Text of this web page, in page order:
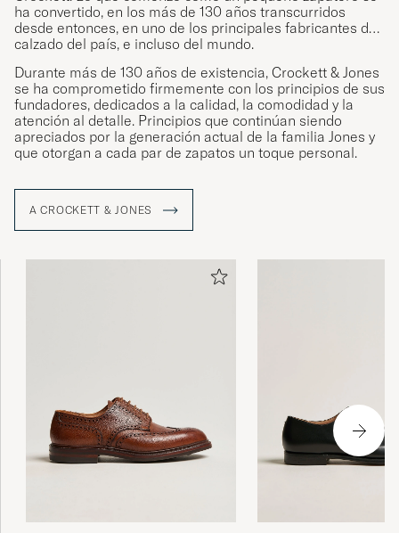
ha convertido, en los más de 130 años transcurridos
desde entonces, en uno de los principales fabricantes de
calzado del país, e incluso del mundo.
Durante más de 130 años de existencia, Crockett & Jones
se ha comprometido firmemente con los principios de sus
fundadores, dedicados a la calidad, la comodidad y la
atención al detalle. Principios que continúan siendo
apreciados por la generación actual de la familia Jones y
que otorgan a cada par de zapatos un toque personal.
A CROCKETT & JONES